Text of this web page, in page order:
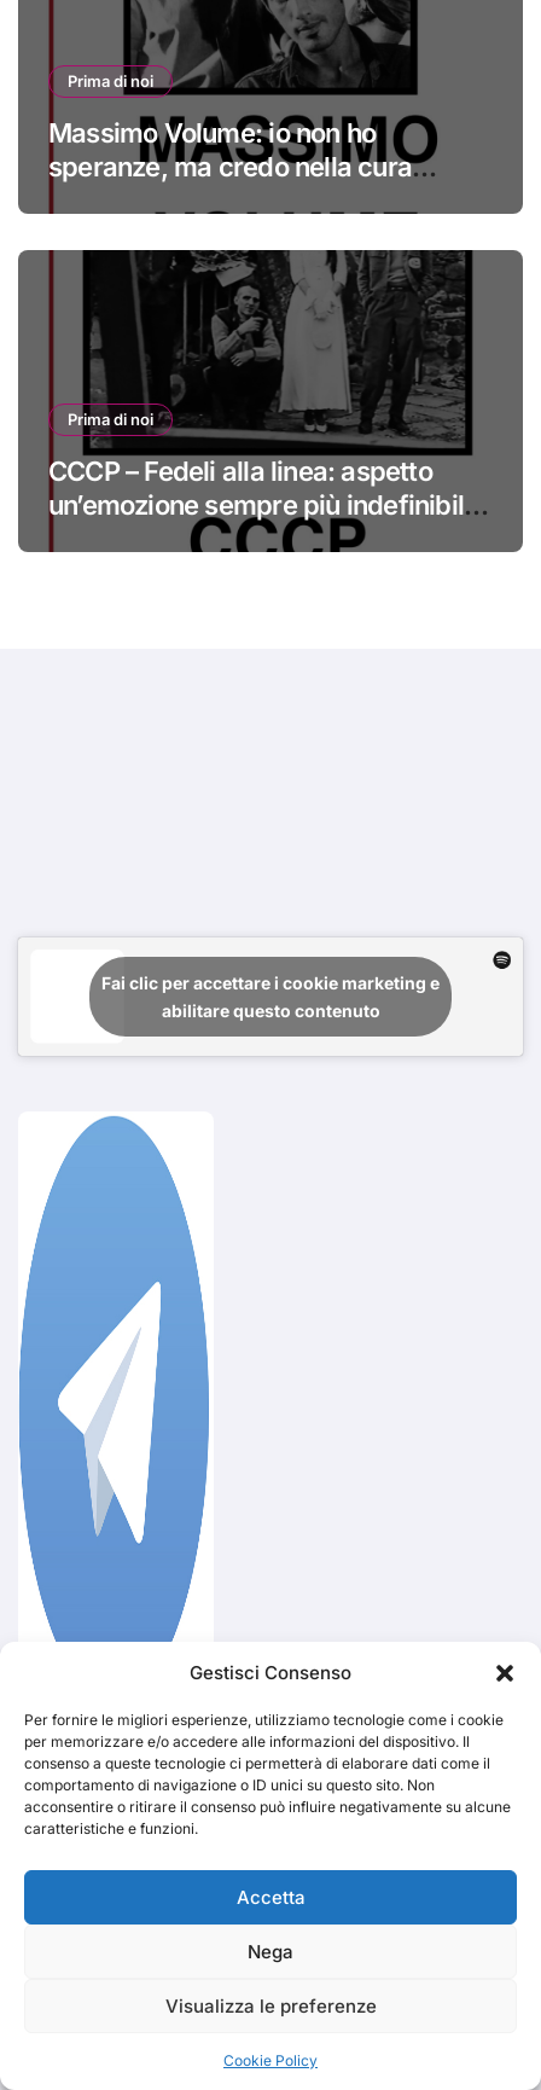
Gestisci Consenso
Per fornire le migliori esperienze, utilizziamo tecnologie come i cookie
per memorizzare e/o accedere alle informazioni del dispositivo. Il
consenso a queste tecnologie ci permetterà di elaborare dati come il
comportamento di navigazione o ID unici su questo sito. Non
acconsentire o ritirare il consenso può influire negativamente su alcune
caratteristiche e funzioni.
Accetta
Nega
Visualizza le preferenze
Cookie Policy
Prima di noi
Massimo Volume: io non ho
speranze, ma credo nella cura
Prima di noi
CCCP – Fedeli alla linea: aspetto
un’emozione sempre più indefinibile
#primadinoi
Fai clic per accettare i cookie marketing e
abilitare questo contenuto
Iscriviti subito al
canale Telegram di
TRAKS
Cerca